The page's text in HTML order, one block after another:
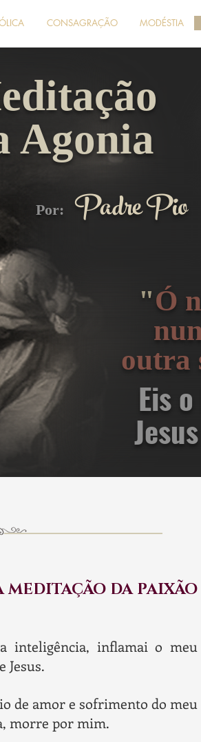
CONSAGRAÇÃO MODÉSTIA
Agonia
Por: Padre Pio
"Ó
outra
Eis
MEDITAÇÃO DA PAIXÃO
inteligência, inflamai o meu
Jesus.
de amor e sofrimento do meu
morre por mim.